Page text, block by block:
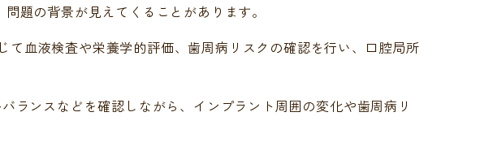
題の背景が見えてくることがあります。
て血液検査や栄養学的評価、歯周病リスクの確認を行い、口腔局所
ランスなどを確認しながら、インプラント周囲の変化や歯周病リ